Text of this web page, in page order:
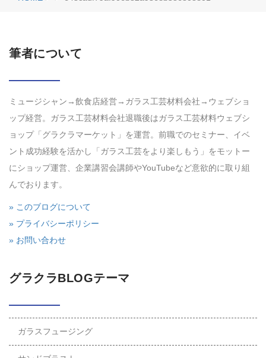
筆者について
ミュージシャン→飲食店経営→ガラス工芸材料会社→ウェブショ
ップ経営。ガラス工芸材料会社退職後はガラス工芸材料ウェブシ
ョップ「グラクラマーケット」を運営。前職でのセミナー、イベ
ント成功経験を活かし「ガラス工芸をより楽しもう」をモットー
にショップ運営、企業講習会講師やYouTubeなど意欲的に取り組
んでおります。
» このブログについて
» プライバシーポリシー
» お問い合わせ
グラクラBLOGテーマ
ガラスフュージング